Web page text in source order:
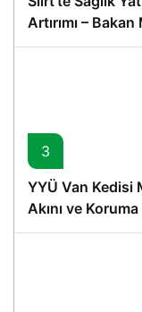
Artırımı –
3
YYÜ Van Kedisi
Akını ve